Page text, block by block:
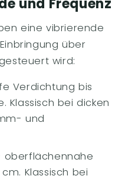
und Frequenz
eine vibrierende
über
wird:
Verdichtung bis
Klassisch bei dicken
und
oberflächennahe
Klassisch bei